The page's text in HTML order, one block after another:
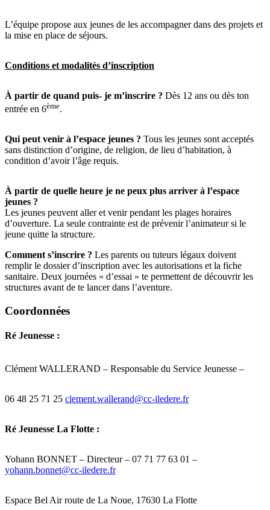
L’équipe propose aux jeunes de les accompagner dans des projets et
la mise en place de séjours.
Conditions et modalités d’inscription
À partir de quand puis- je m’inscrire ? Dès 12 ans ou dès ton
entrée en 6ème.
Qui peut venir à l’espace jeunes ? Tous les jeunes sont acceptés
sans distinction d’origine, de religion, de lieu d’habitation, à
condition d’avoir l’âge requis.
À partir de quelle heure je ne peux plus arriver à l’espace
jeunes ?
Les jeunes peuvent aller et venir pendant les plages horaires
d’ouverture. La seule contrainte est de prévenir l’animateur si le
jeune quitte la structure.
Comment s’inscrire ? Les parents ou tuteurs légaux doivent
remplir le dossier d’inscription avec les autorisations et la fiche
sanitaire. Deux journées « d’essai » te permettent de découvrir les
structures avant de te lancer dans l’aventure.
Coordonnées
Ré Jeunesse :
Clément WALLERAND – Responsable du Service Jeunesse –
06 48 25 71 25 clement.wallerand@cc-iledere.fr
Ré Jeunesse La Flotte :
Yohann BONNET – Directeur – 07 71 77 63 01 –
yohann.bonnet@cc-iledere.fr
Espace Bel Air route de La Noue, 17630 La Flotte